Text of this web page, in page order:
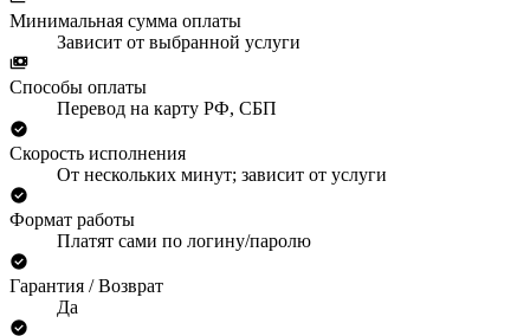
Минимальная сумма оплаты
Зависит от выбранной услуги
Способы оплаты
Перевод на карту РФ, СБП
Скорость исполнения
От нескольких минут; зависит от услуги
Формат работы
Платят сами по логину/паролю
Гарантия / Возврат
Да